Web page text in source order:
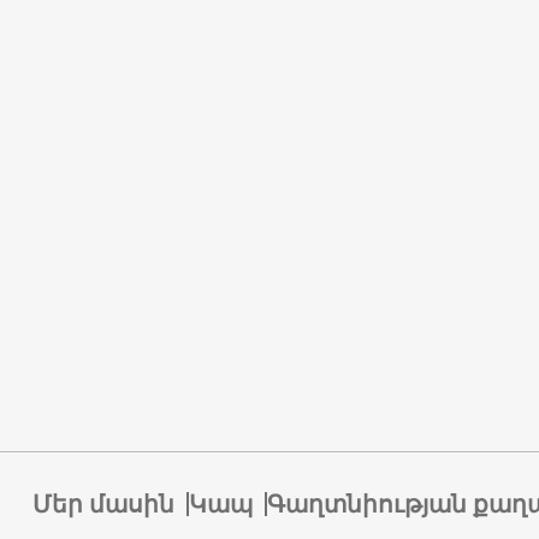
Մեր մասին Կապ Գաղտնիության